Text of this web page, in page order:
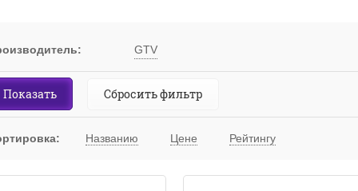
GTV
Показать Сбросить фильтр
Названию Цене Рейтингу